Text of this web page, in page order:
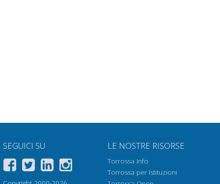
SEGUICI SU LE NOSTRE RISORSE
Torrossa Info
Torrossa per Istituzioni